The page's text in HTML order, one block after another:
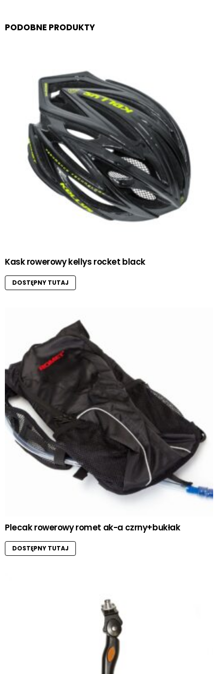
PODOBNE PRODUKTY
Kask rowerowy kellys rocket black
DOSTĘPNY TUTAJ
Plecak rowerowy romet ak-a czrny+bukłak
DOSTĘPNY TUTAJ